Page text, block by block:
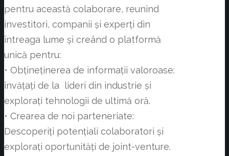
pentru această colaborare, reunind
investitori, companii și experți din
întreaga lume și creând o platformă
unică pentru:
• Obțineținerea de informații valoroase:
învățați de la lideri din industrie și
explorați tehnologii de ultimă oră.
• Crearea de noi parteneriate:
Descoperiți potențiali colaboratori și
explorați oportunități de joint-venture.